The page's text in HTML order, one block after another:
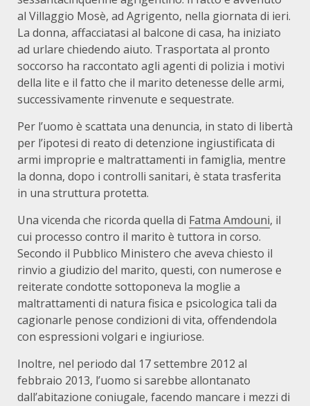
al Villaggio Mosè, ad Agrigento, nella giornata di ieri.
La donna, affacciatasi al balcone di casa, ha iniziato
ad urlare chiedendo aiuto. Trasportata al pronto
soccorso ha raccontato agli agenti di polizia i motivi
della lite e il fatto che il marito detenesse delle armi,
successivamente rinvenute e sequestrate.
Per l’uomo è scattata una denuncia, in stato di libertà
per l’ipotesi di reato di detenzione ingiustificata di
armi improprie e maltrattamenti in famiglia, mentre
la donna, dopo i controlli sanitari, è stata trasferita
in una struttura protetta.
Una vicenda che ricorda quella di Fatma Amdouni, il
cui processo contro il marito è tuttora in corso.
Secondo il Pubblico Ministero che aveva chiesto il
rinvio a giudizio del marito, questi, con numerose e
reiterate condotte sottoponeva la moglie a
maltrattamenti di natura fisica e psicologica tali da
cagionarle penose condizioni di vita, offendendola
con espressioni volgari e ingiuriose.
Inoltre, nel periodo dal 17 settembre 2012 al
febbraio 2013, l’uomo si sarebbe allontanato
dall’abitazione coniugale, facendo mancare i mezzi di